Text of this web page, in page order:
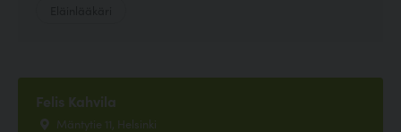
Felis Kahvila
Mäntytie 11, Helsinki